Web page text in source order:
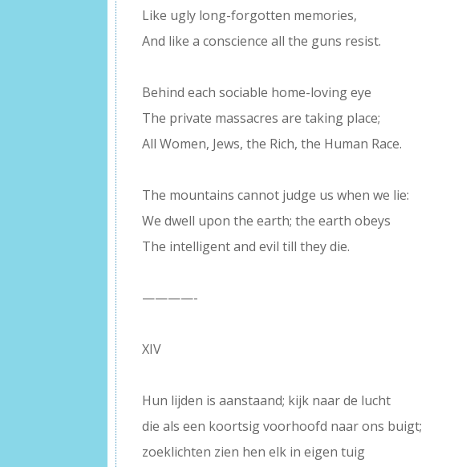
Like ugly long-forgotten memories,
And like a conscience all the guns resist.
Behind each sociable home-loving eye
The private massacres are taking place;
All Women, Jews, the Rich, the Human Race.
The mountains cannot judge us when we lie:
We dwell upon the earth; the earth obeys
The intelligent and evil till they die.
————-
XIV
Hun lijden is aanstaand; kijk naar de lucht
die als een koortsig voorhoofd naar ons buigt;
zoeklichten zien hen elk in eigen tuig